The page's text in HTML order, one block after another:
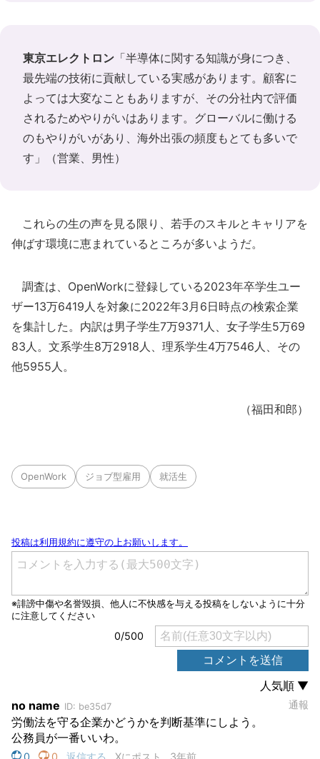
東京エレクトロン 「半導体に関する知識が身につき、
最先端の技術に貢献している実感があります。顧客に
よっては大変なこともありますが、その分社内で評価
されるためやりがいはあります。グローバルに働ける
のもやりがいがあり、海外出張の頻度もとても多いで
す」（営業、男性）
これらの生の声を見る限り、若手のスキルとキャリアを
伸ばす環境に恵まれているところが多いようだ。
調査は、OpenWorkに登録している2023年卒学生ユー
ザー13万6419人を対象に2022年3月6日時点の検索企業
を集計した。内訳は男子学生7万9371人、女子学生5万69
83人。文系学生8万2918人、理系学生4万7546人、その
他5955人。
（福田和郎）
OpenWork ジョブ型雇用 就活生